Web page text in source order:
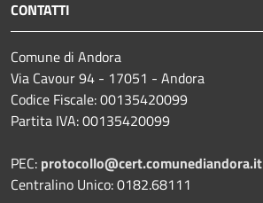
CONTATTI
Comune di Andora
Via Cavour 94 - 17051 - Andora
Codice Fiscale: 00135420099
Partita IVA: 00135420099
PEC: protocollo@cert.comunediandora.it
Centralino Unico: 0182.68111